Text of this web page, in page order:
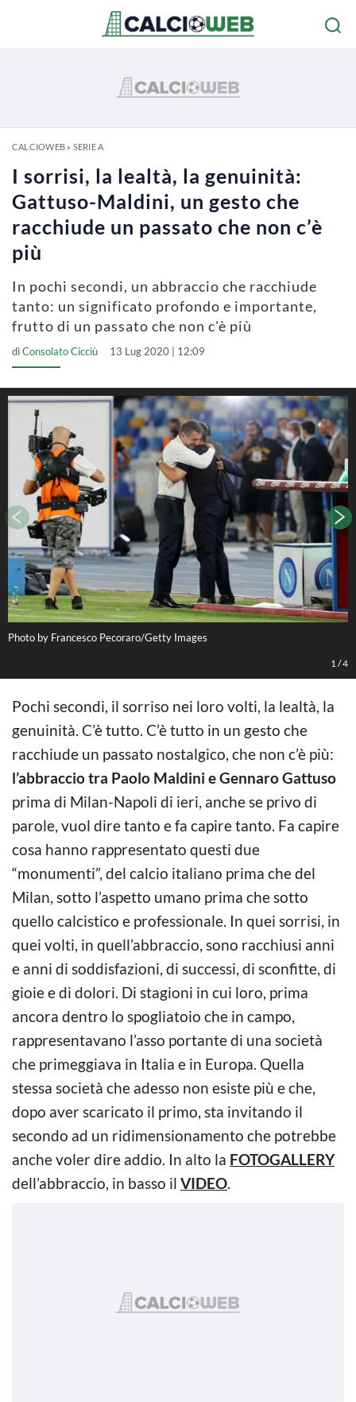
CALCIOWEB» SERIE A
I sorrisi, la lealtà, la genuinità:
Gattuso-Maldini, un gesto che
racchiude un passato che non c’è
più
In pochi secondi, un abbraccio che racchiude
tanto: un significato profondo e importante,
frutto di un passato che non c'è più
diConsolato Cicciù 13 Lug 2020 | 12:09
Photo by Francesco Pecoraro/Getty Images
1 /4
Pochi secondi, il sorriso nei loro volti, la lealtà, la
genuinità. C’è tutto. C’è tutto in un gesto che
racchiude un passato nostalgico, che non c’è più:
l’abbraccio tra Paolo Maldini e Gennaro Gattuso
prima di Milan-Napoli di ieri, anche se privo di
parole, vuol dire tanto e fa capire tanto. Fa capire
cosa hanno rappresentato questi due
“monumenti”, del calcio italiano prima che del
Milan, sotto l’aspetto umano prima che sotto
quello calcistico e professionale. In quei sorrisi, in
quei volti, in quell’abbraccio, sono racchiusi anni
e anni di soddisfazioni, di successi, di sconfitte, di
gioie e di dolori. Di stagioni in cui loro, prima
ancora dentro lo spogliatoio che in campo,
rappresentavano l’asso portante di una società
che primeggiava in Italia e in Europa. Quella
stessa società che adesso non esiste più e che,
dopo aver scaricato il primo, sta invitando il
secondo ad un ridimensionamento che potrebbe
anche voler dire addio. In alto la FOTOGALLERY
dell’abbraccio, in basso il VIDEO.